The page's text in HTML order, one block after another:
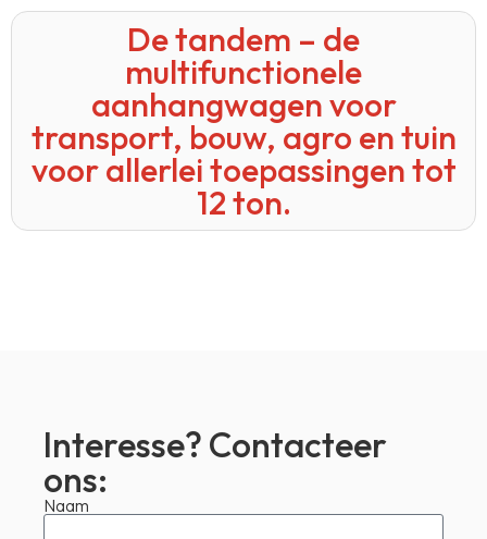
De tandem – de
multifunctionele
aanhangwagen voor
transport, bouw, agro en tuin
voor allerlei toepassingen tot
12 ton.
Interesse? Contacteer
ons:
Naam